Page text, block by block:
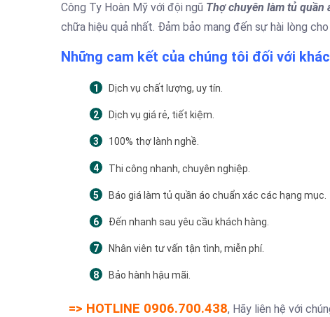
Công Ty Hoàn Mỹ với đội ngũ Thợ chuyên làm tủ quần
chữa hiệu quả nhất. Đảm bảo mang đến sự hài lòng
Những cam kết của chúng tôi đối với
Dịch vụ chất lượng, uy tín.
Dịch vụ giá rẻ, tiết kiệm.
100% thợ lành nghề.
Thi công nhanh, chuyên nghiệp.
Báo giá làm tủ quần áo chuẩn xác các hạng mục.
Đến nhanh sau yêu cầu khách hàng.
Nhân viên tư vấn tận tình, miễn phí.
Bảo hành hậu mãi.
=> HOTLINE 0906.700.438, Hãy liên hệ với